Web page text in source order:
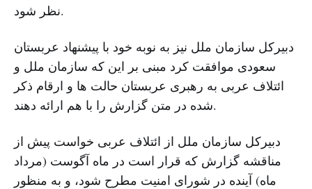
نظر شود.
دبیرکل سازمان ملل نیز به نوبه خود با پیشنهاد عربستان
سعودی موافقت کرد مبنی بر این که سازمان ملل و
ائتلاف عربی به رهبری عربستان حالت ها و ارقام ذکر
شده در متن گزارش را با هم ارائه دهند.
دبیرکل سازمان ملل از ائتلاف عربی خواست پیش از
مناقشه گزارش که قرار است در ماه آگوست (مرداد
ماه) آینده در شورای امنیت مطرح شود، و به منظور